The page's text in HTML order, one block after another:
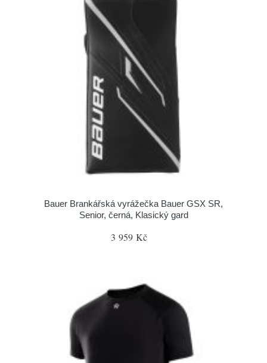
Bauer Brankářská vyrážečka Bauer GSX SR,
Senior, černá, Klasický gard
3 959 Kč